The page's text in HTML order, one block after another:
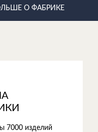
О ФАБРИКЕ
7000 изделий